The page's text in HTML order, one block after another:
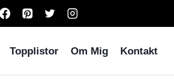
Topplistor Om Mig Kontakt